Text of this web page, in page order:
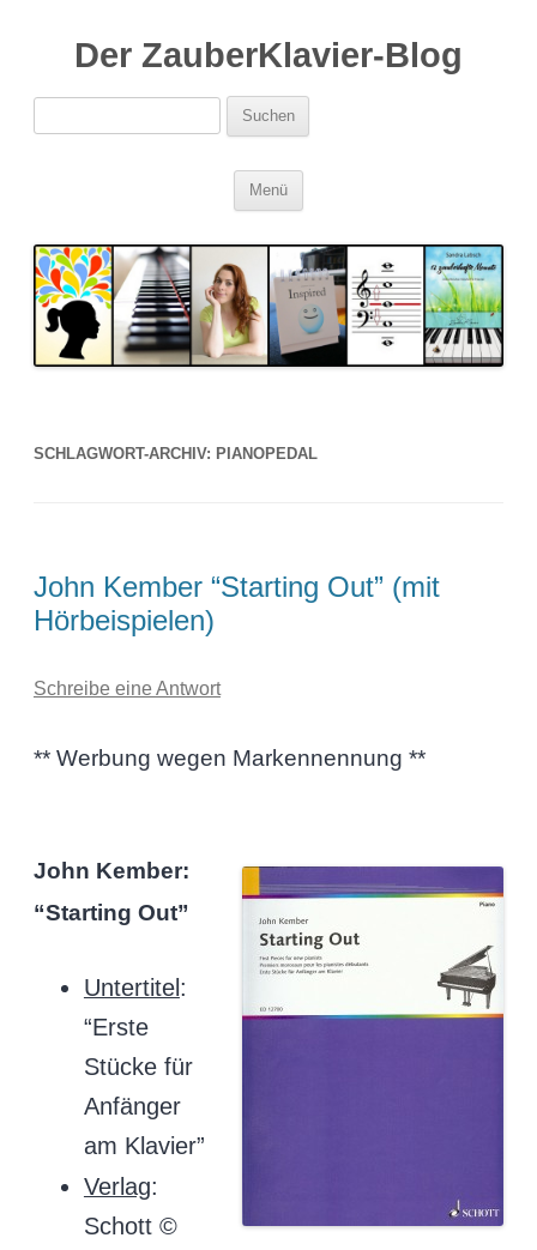
Der ZauberKlavier-Blog
Suchen
nach:
Menü
SCHLAGWORT-ARCHIV: PIANOPEDAL
John Kember “Starting Out” (mit
Hörbeispielen)
Schreibe eine Antwort
** Werbung wegen Markennennung **
John Kember:
“Starting Out”
Untertitel:
“Erste
Stücke für
Anfänger
am Klavier”
Verlag:
Schott ©